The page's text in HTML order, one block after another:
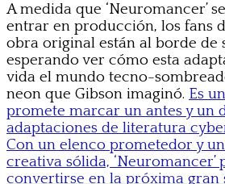
A medida que ‘Neuromancer’
entrar en producción, los fans
obra original están al borde de
esperando ver cómo esta
vida el mundo tecno-
neon que Gibson imaginó. Es
promete marcar un antes y un
adaptaciones de literatura
Con un elenco prometedor y
creativa sólida, ‘Neuromancer’
convertirse en la próxima gran